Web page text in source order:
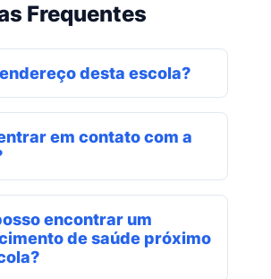
Frequentes
desta escola?
em contato com a
encontrar um
de saúde próximo